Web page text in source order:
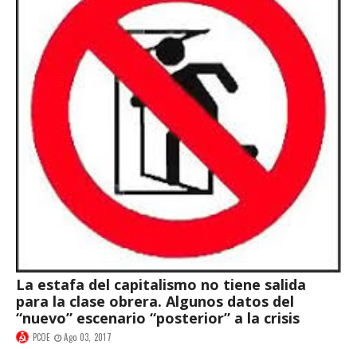
La estafa del capitalismo no tiene salida
para la clase obrera. Algunos datos del
“nuevo” escenario “posterior” a la crisis
PCOE Ago 03, 2017